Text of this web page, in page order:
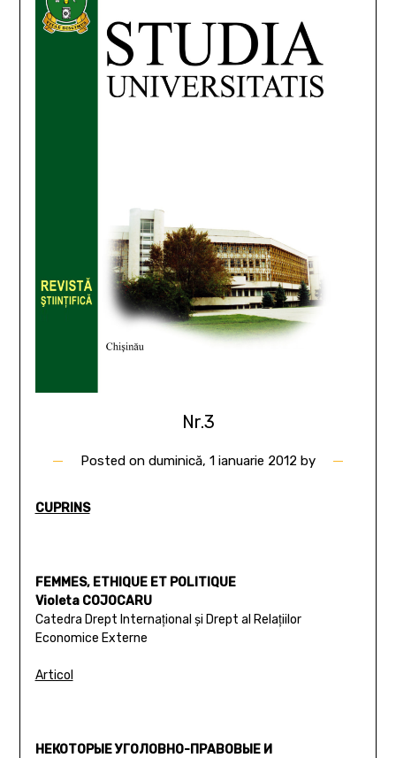
Nr.3
Posted on duminică, 1 ianuarie 2012 by
CUPRINS
FEMMES, ETHIQUE ET POLITIQUE
Violeta COJOCARU
Catedra Drept Internaţional şi Drept al Relaţiilor
Economice Externe
Articol
НЕКОТОРЫЕ УГОЛОВНО-ПРАВОВЫЕ И